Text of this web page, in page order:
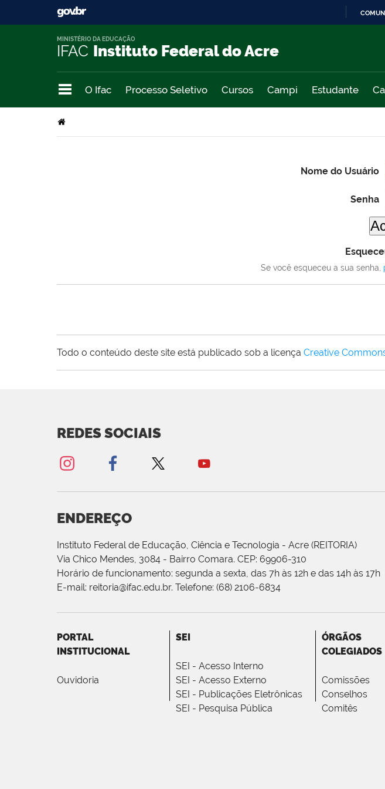
IFAC Instituto Federal do Acre
MINISTÉRIO DA EDUCAÇÃO
O Ifac Processo Seletivo Cursos Campi Estudante
Nome do Usuário
Senha
Se você esqueceu a sua senha,
Todo o conteúdo deste site está publicado sob a licença Creative
REDES SOCIAIS
ENDEREÇO
Instituto Federal de Educação, Ciência e Tecnologia - Acre (REITORIA)
Via Chico Mendes, 3084 - Bairro Comara. CEP: 69906-310
Horário de funcionamento: segunda a sexta, das 7h às 12h e das 14h às 17h
E-mail: reitoria@ifac.edu.br. Telefone: (68) 2106-6834
PORTAL
INSTITUCIONAL
Ouvidoria
SEI
SEI - Acesso Interno
SEI - Acesso Externo
SEI - Publicações Eletrônicas
SEI - Pesquisa Pública
ÓRGÃOS
COLEGIADOS
Comissões
Conselhos
Comitês